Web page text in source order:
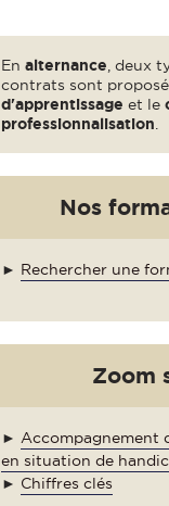
En alternance , deux
contrats sont
d'apprentissage et le
professionnalisation
Nos
► Rechercher une
Zoom
► Accompagnement
en situation de
► Chiffres clés